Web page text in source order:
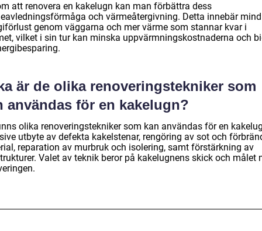
att renovera en kakelugn kan man förbättra dess
och värmeåtergivning. Detta innebär
genom väggarna och mer värme som stannar kvar i
vilket i sin tur kan minska uppvärmningskostnaderna och
är de olika renoveringstekniker som
användas för en kakelugn?
olika renoveringstekniker som kan användas för en
utbyte av defekta kakelstenar, rengöring av sot och
reparation av murbruk och isolering, samt förstärkning av
Valet av teknik beror på kakelugnens skick och målet